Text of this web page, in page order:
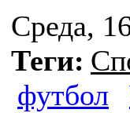
Среда,
Теги:
футбол